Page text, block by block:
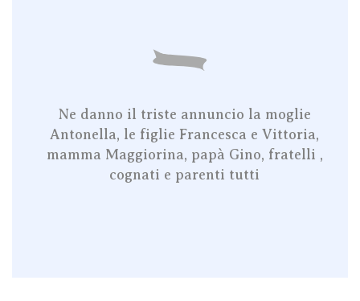
Ne danno il triste annuncio la moglie
Antonella, le figlie Francesca e Vittoria,
mamma Maggiorina, papà Gino, fratelli ,
cognati e parenti tutti